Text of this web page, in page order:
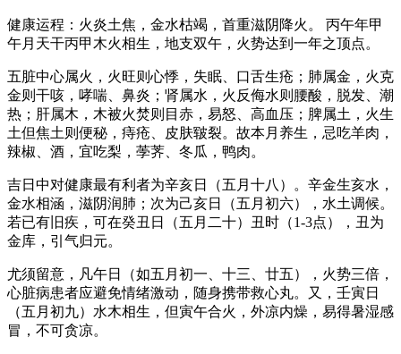
健康运程：火炎土焦，金水枯竭，首重滋阴降火。 丙午年甲
午月天干丙甲木火相生，地支双午，火势达到一年之顶点。
五脏中心属火，火旺则心悸，失眠、口舌生疮；肺属金，火克
金则干咳，哮喘、鼻炎；肾属水，火反侮水则腰酸，脱发、潮
热；肝属木，木被火焚则目赤，易怒、高血压；脾属土，火生
土但焦土则便秘，痔疮、皮肤皲裂。故本月养生，忌吃羊肉，
辣椒、酒，宜吃梨，荸荠、冬瓜，鸭肉。
吉日中对健康最有利者为辛亥日（五月十八）。辛金生亥水，
金水相涵，滋阴润肺；次为己亥日（五月初六），水土调候。
若已有旧疾，可在癸丑日（五月二十）丑时（1-3点），丑为
金库，引气归元。
尤须留意，凡午日（如五月初一、十三、廿五），火势三倍，
心脏病患者应避免情绪激动，随身携带救心丸。又，壬寅日
（五月初九）水木相生，但寅午合火，外凉内燥，易得暑湿感
冒，不可贪凉。